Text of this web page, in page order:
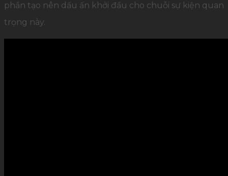
phần tạo nên dấu ấn khởi đầu cho chuỗi sự kiện quan
trọng này.